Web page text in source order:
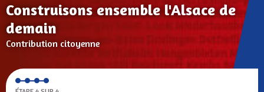
Construisons ensemble l'Alsace de
demain
Contribution citoyenne